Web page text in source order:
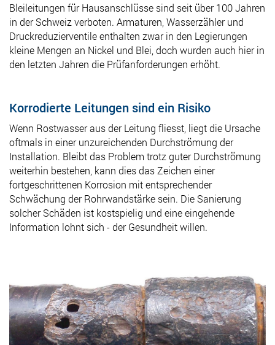
Bleileitungen für Hausanschlüsse sind seit über 100 Jahren
in der Schweiz verboten. Armaturen, Wasserzähler und
Druckreduzierventile enthalten zwar in den Legierungen
kleine Mengen an Nickel und Blei, doch wurden auch hier in
den letzten Jahren die Prüfanforderungen erhöht.
Korrodierte Leitungen sind ein Risiko
Wenn Rostwasser aus der Leitung fliesst, liegt die Ursache
oftmals in einer unzureichenden Durchströmung der
Installation. Bleibt das Problem trotz guter Durchströmung
weiterhin bestehen, kann dies das Zeichen einer
fortgeschrittenen Korrosion mit entsprechender
Schwächung der Rohrwandstärke sein. Die Sanierung
solcher Schäden ist kostspielig und eine eingehende
Information lohnt sich - der Gesundheit willen.